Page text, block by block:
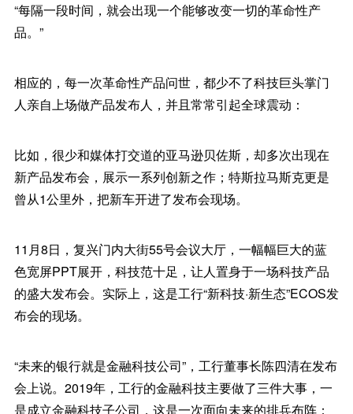
“每隔一段时间，就会出现一个能够改变一切的革命性产
品。”
相应的，每一次革命性产品问世，都少不了科技巨头掌门
人亲自上场做产品发布人，并且常常引起全球震动：
比如，很少和媒体打交道的亚马逊贝佐斯，却多次出现在
新产品发布会，展示一系列创新之作；特斯拉马斯克更是
曾从1公里外，把新车开进了发布会现场。
11月8日，复兴门内大街55号会议大厅，一幅幅巨大的蓝
色宽屏PPT展开，科技范十足，让人置身于一场科技产品
的盛大发布会。实际上，这是工行“新科技·新生态”ECOS发
布会的现场。
“未来的银行就是金融科技公司”，工行董事长陈四清在发布
会上说。2019年，工行的金融科技主要做了三件大事，一
是成立金融科技子公司，这是一次面向未来的排兵布阵；